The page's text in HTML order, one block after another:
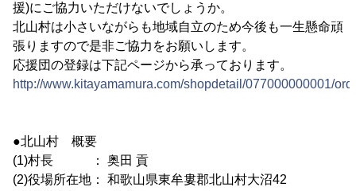
援)にご協力いただけないでしょうか。
北山村は小さいながらも地域自立のため今後も一生懸命頑
張りますので是非ご協力をお願いします。
応援団の登録は下記ページから承っております。
http://www.kitayamamura.com/shopdetail/077000000001/
●北山村 概要
(1)村長 ： 奥田 貢
(2)役場所在地： 和歌山県東牟婁郡北山村大沼42